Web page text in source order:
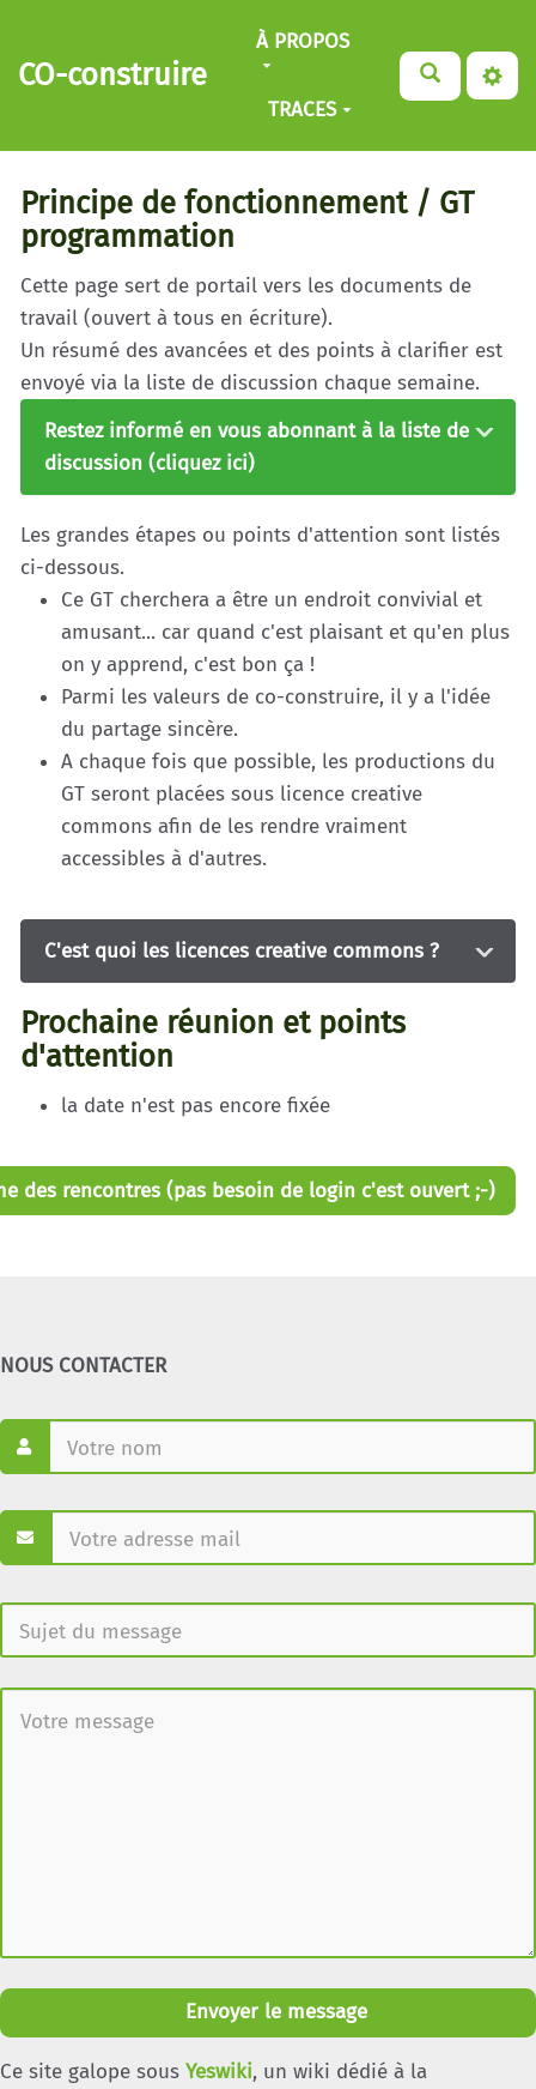
Aller au contenu principal
CO-construire
À PROPOS
TRACES
Principe de fonctionnement / GT
programmation
Cette page sert de portail vers les documents de
travail (ouvert à tous en écriture).
Un résumé des avancées et des points à clarifier est
envoyé via la liste de discussion chaque semaine.
Restez informé en vous abonnant à la liste de
discussion (cliquez ici)
Les grandes étapes ou points d'attention sont listés
ci-dessous.
Ce GT cherchera a être un endroit convivial et
amusant... car quand c'est plaisant et qu'en plus
on y apprend, c'est bon ça !
Parmi les valeurs de co-construire, il y a l'idée
du partage sincère.
A chaque fois que possible, les productions du
GT seront placées sous licence creative
commons afin de les rendre vraiment
accessibles à d'autres.
C'est quoi les licences creative commons ?
Prochaine réunion et points
d'attention
la date n'est pas encore fixée
des rencontres (pas besoin de login c'est ouvert ;-)
NOUS CONTACTER
Envoyer le message
Ce site galope sous Yeswiki, un wiki dédié à la